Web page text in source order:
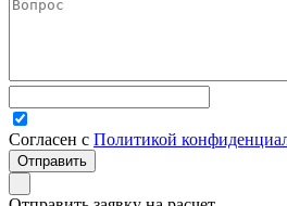
Согласен с Политикой